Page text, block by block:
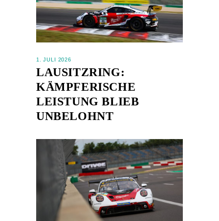
1. JULI 2026
LAUSITZRING:
KÄMPFERISCHE
LEISTUNG BLIEB
UNBELOHNT